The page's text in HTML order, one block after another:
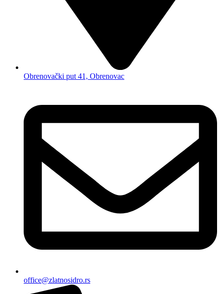
Obrenovački put 41, Obrenovac
office@zlatnosidro.rs